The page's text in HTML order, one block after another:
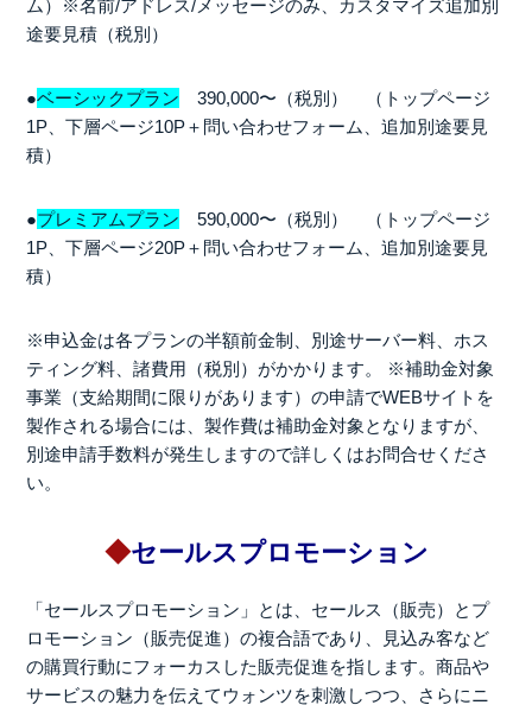
ム）※名前/アドレス/メッセージのみ、カスタマイズ追加別
途要見積（税別）
●ベーシックプラン 390,000〜（税別） （トップページ
1P、下層ページ10P＋問い合わせフォーム、追加別途要見
積）
●プレミアムプラン 590,000〜（税別） （トップページ
1P、下層ページ20P＋問い合わせフォーム、追加別途要見
積）
※申込金は各プランの半額前金制、別途サーバー料、ホス
ティング料、諸費用（税別）がかかります。
※補助金対象
事業（支給期間に限りがあります）の申請でWEBサイトを
製作される場合には、製作費は補助金対象となりますが、
別途申請手数料が発生しますので詳しくはお問合せくださ
い。
◆セールスプロモーション
「セールスプロモーション」とは、セールス（販売）とプ
ロモーション（販売促進）の複合語であり、見込み客など
の購買行動にフォーカスした販売促進を指します。商品や
サービスの魅力を伝えてウォンツを刺激しつつ、さらにニ